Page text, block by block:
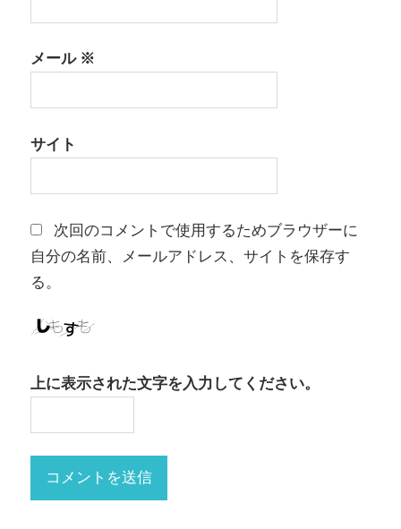
メール※
サイト
次回のコメントで使用するためブラウザーに
自分の名前、メールアドレス、サイトを保存す
る。
上に表示された文字を入力してください。